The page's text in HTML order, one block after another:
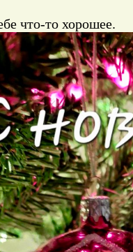
что-то хорошее.